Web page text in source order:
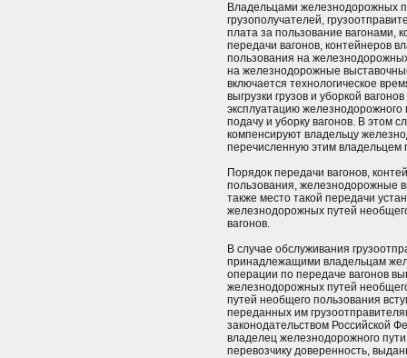
Владельцами железнодорожных
грузополучателей,
плата за пользование вагонами,
передачи вагонов, контейнеров
пользования на
на железнодорожные
включается технологическое
выгрузки грузов и уборкой
эксплуатацию
подачу и уборку вагонов. В этом
компенсируют владельцу
перечисленную этим владельцем
Порядок передачи вагонов,
пользования, железнодорожные
также место такой передачи
железнодорожных путей
вагонов.
В случае обслуживания
принадлежащими владельцам
операции по передаче вагонов
железнодорожных путей
путей необщего пользования
переданных им
законодательством Российской
владелец железнодорожного
перевозчику доверенность,